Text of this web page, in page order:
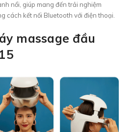
nổi, giúp mang đến trải nghiệm
cách kết nối Bluetooth với điện thoại.
massage đầu